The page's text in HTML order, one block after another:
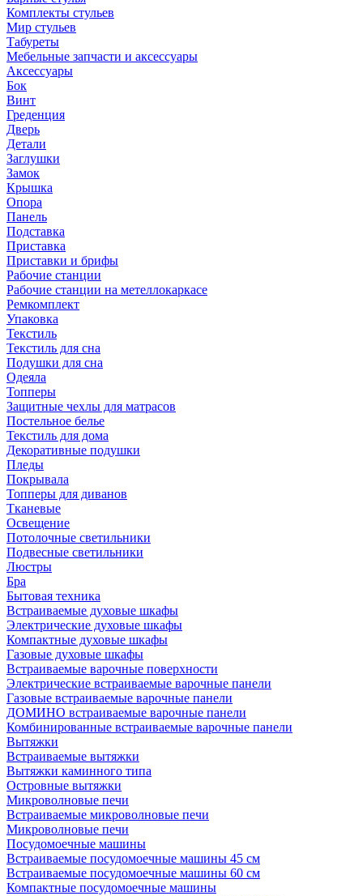
Комплекты стульев
Мир стульев
Табуреты
Мебельные запчасти и аксессуары
Аксессуары
Бок
Винт
Греденция
Дверь
Детали
Заглушки
Замок
Крышка
Опора
Панель
Подставка
Приставка
Приставки и брифы
Рабочие станции
Рабочие станции на метеллокаркасе
Ремкомплект
Упаковка
Текстиль
Текстиль для сна
Подушки для сна
Одеяла
Топперы
Защитные чехлы для матрасов
Постельное белье
Текстиль для дома
Декоративные подушки
Пледы
Покрывала
Топперы для диванов
Тканевые
Освещение
Потолочные светильники
Подвесные светильники
Люстры
Бра
Бытовая техника
Встраиваемые духовые шкафы
Электрические духовые шкафы
Компактные духовые шкафы
Газовые духовые шкафы
Встраиваемые варочные поверхности
Электрические встраиваемые варочные панели
Газовые встраиваемые варочные панели
ДОМИНО встраиваемые варочные панели
Комбинированные встраиваемые варочные панели
Вытяжки
Встраиваемые вытяжки
Вытяжки каминного типа
Островные вытяжки
Микроволновые печи
Встраиваемые микроволновые печи
Микроволновые печи
Посудомоечные машины
Встраиваемые посудомоечные машины 45 см
Встраиваемые посудомоечные машины 60 см
Компактные посудомоечные машины